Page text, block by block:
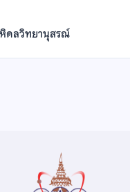
หิดลวิทยานุสรณ์